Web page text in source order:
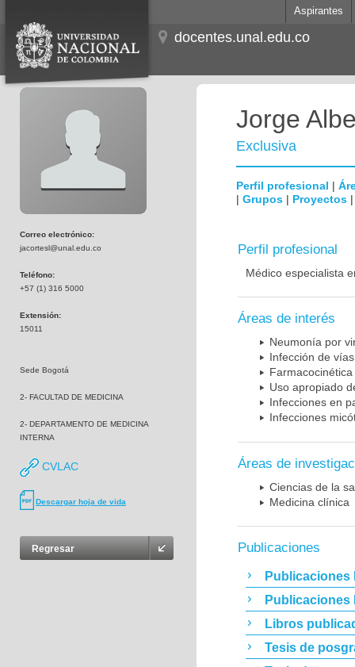
Aspirantes
docentes.unal.edu.co
Correo electrónico:
jacortesl@unal.edu.co
Teléfono:
+57 (1) 316 5000
Extensión:
15011
Sede Bogotá
2- FACULTAD DE MEDICINA
2- DEPARTAMENTO DE MEDICINA
INTERNA
CVLAC
Descargar hoja de vida
Regresar
Jorge
Exclusiva
Perfil profesional |
| Grupos | Proyectos
Perfil profesional
Médico especialista
Áreas de interés
Neumonía por
Infección de
Uso apropiado
Infecciones en
Infecciones
Áreas de
Ciencias de la
Medicina clínica
Publicaciones
Publicaciones
Publicaciones
Libros
Tesis de